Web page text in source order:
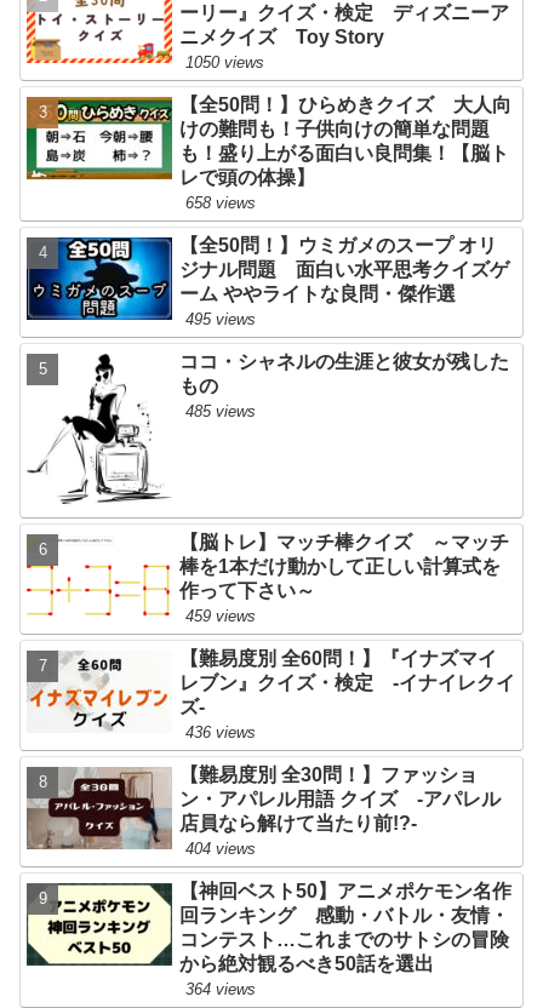
ーリー』クイズ・検定 ディズニーア
ニメクイズ Toy Story
1050 views
【全50問！】ひらめきクイズ 大人向
けの難問も！子供向けの簡単な問題
も！盛り上がる面白い良問集！【脳ト
レで頭の体操】
658 views
【全50問！】ウミガメのスープ オリ
ジナル問題 面白い水平思考クイズゲ
ーム ややライトな良問・傑作選
495 views
ココ・シャネルの生涯と彼女が残した
もの
485 views
【脳トレ】マッチ棒クイズ ～マッチ
棒を1本だけ動かして正しい計算式を
作って下さい～
459 views
【難易度別 全60問！】『イナズマイ
レブン』クイズ・検定 -イナイレクイ
ズ-
436 views
【難易度別 全30問！】ファッショ
ン・アパレル用語 クイズ -アパレル
店員なら解けて当たり前!?-
404 views
【神回ベスト50】アニメポケモン名作
回ランキング 感動・バトル・友情・
コンテスト…これまでのサトシの冒険
から絶対観るべき50話を選出
364 views